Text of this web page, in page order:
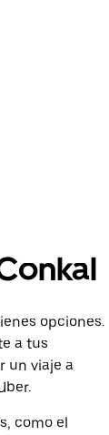
opciones.
a tus
un viaje a
como el